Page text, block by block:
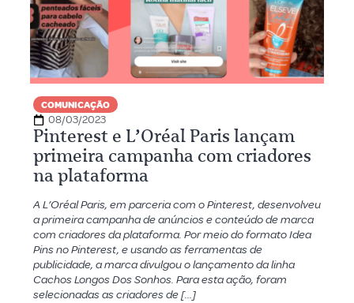
COMUNICAÇÃO
08/03/2023
Pinterest e L’Oréal Paris lançam
primeira campanha com criadores
na plataforma
A L’Oréal Paris, em parceria com o Pinterest, desenvolveu
a primeira campanha de anúncios e conteúdo de marca
com criadores da plataforma. Por meio do formato Idea
Pins no Pinterest, e usando as ferramentas de
publicidade, a marca divulgou o lançamento da linha
Cachos Longos Dos Sonhos. Para esta ação, foram
selecionadas as criadores de […]